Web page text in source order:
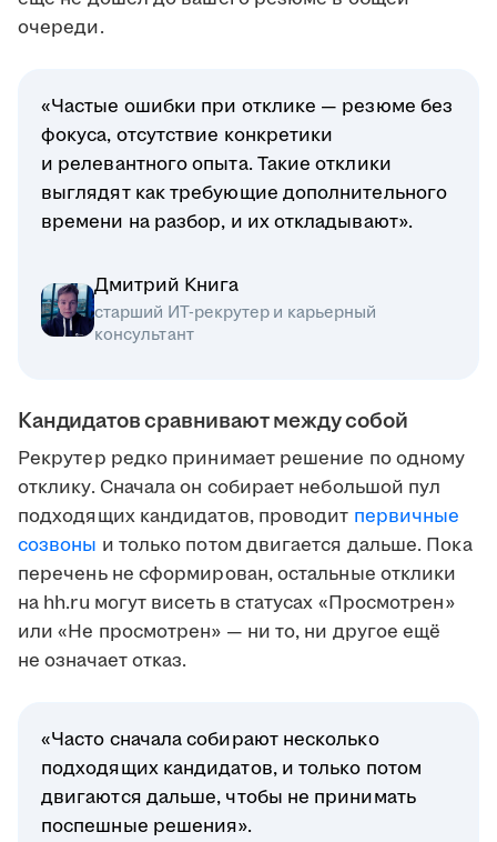
очереди.
«Частые ошибки при отклике — резюме без
фокуса, отсутствие конкретики
и релевантного опыта. Такие отклики
выглядят как требующие дополнительного
времени на разбор, и их откладывают».
Дмитрий Книга
старший ИТ-рекрутер и карьерный
консультант
Кандидатов сравнивают между собой
Рекрутер редко принимает решение по одному
отклику. Сначала он собирает небольшой пул
подходящих кандидатов, проводит первичные
созвоны и только потом двигается дальше. Пока
перечень не сформирован, остальные отклики
на hh.ru могут висеть в статусах «Просмотрен»
или «Не просмотрен» — ни то, ни другое ещё
не означает отказ.
«Часто сначала собирают несколько
подходящих кандидатов, и только потом
двигаются дальше, чтобы не принимать
поспешные решения».